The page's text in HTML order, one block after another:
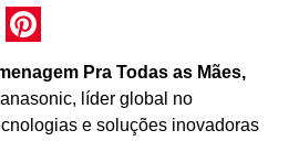
PinterestPra Todas as Mães,
líder global no
e soluções inovadoras